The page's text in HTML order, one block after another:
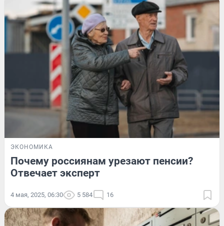
ЭКОНОМИКА
Почему россиянам урезают пенсии?
Отвечает эксперт
4 мая, 2025, 06:30 5 584 16